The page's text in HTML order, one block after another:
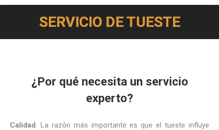
SERVICIO DE TUESTE
Estás aquí:
¿Por qué necesita un servicio
experto?
Calidad. La razón más importante es que el tueste influye